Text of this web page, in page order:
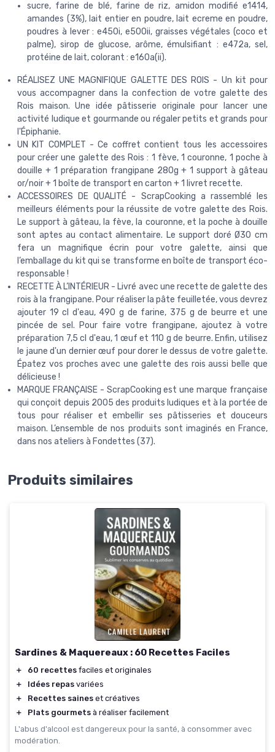
sucre, farine de blé, farine de riz, amidon modifié e1414,
amandes (3%), lait entier en poudre, lait ecreme en poudre,
poudres à lever : e450i, e500ii, graisses végétales (coco et
palme), sirop de glucose, arôme, émulsifiant : e472a, sel,
protéine de lait, colorant : e160a(ii).
RÉALISEZ UNE MAGNIFIQUE GALETTE DES ROIS - Un kit pour
vous accompagner dans la confection de votre galette des
Rois maison. Une idée pâtisserie originale pour lancer une
activité ludique et gourmande ou régaler petits et grands pour
l'Épiphanie.
UN KIT COMPLET - Ce coffret contient tous les accessoires
pour créer une galette des Rois : 1 fève, 1 couronne, 1 poche à
douille + 1 préparation frangipane 280g + 1 support à gâteau
or/noir + 1 boîte de transport en carton + 1 livret recette.
ACCESSOIRES DE QUALITÉ - ScrapCooking a rassemblé les
meilleurs éléments pour la réussite de votre galette des Rois.
Le support à gâteau, la fève, la couronne, et la poche à douille
sont aptes au contact alimentaire. Le support doré Ø30 cm
fera un magnifique écrin pour votre galette, ainsi que
l’emballage du kit qui se transforme en boîte de transport éco-
responsable !
RECETTE À L’INTÉRIEUR - Livré avec une recette de galette des
rois à la frangipane. Pour réaliser la pâte feuilletée, vous devrez
ajouter 19 cl d'eau, 490 g de farine, 375 g de beurre et une
pincée de sel. Pour faire votre frangipane, ajoutez à votre
préparation 7,5 cl d'eau, 1 œuf et 110 g de beurre. Enfin, utilisez
le jaune d'un dernier œuf pour dorer le dessus de votre galette.
Épatez vos proches avec une galette des rois aussi belle que
délicieuse !
MARQUE FRANÇAISE - ScrapCooking est une marque française
qui conçoit depuis 2005 des produits ludiques et à la portée de
tous pour réaliser et embellir ses pâtisseries et douceurs
maison. L’ensemble de nos produits sont imaginés en France,
dans nos ateliers à Fondettes (37).
Produits similaires
Sardines & Maquereaux : 60 Recettes Faciles
＋ 60 recettes faciles et originales
＋
Idées repas variées
＋
Recettes saines et créatives
＋
Plats gourmets à réaliser facilement
L'abus d'alcool est dangereux pour la santé, à consommer avec
modération.